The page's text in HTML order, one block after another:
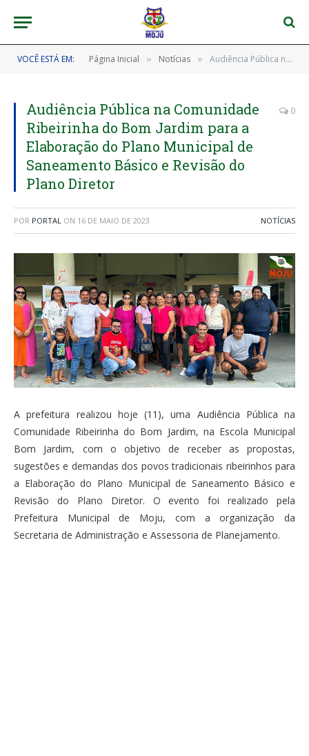
VOCÊ ESTÁ EM: Página Inicial » Notícias » Audiência Pública na Comunidade Ribeirinha do Bom Jardim para a Elaboração do Plano Municipal de Saneamento Básico e Revisão do Plano Diretor
Audiência Pública na Comunidade
Ribeirinha do Bom Jardim para a
Elaboração do Plano Municipal de
Saneamento Básico e Revisão do
Plano Diretor
0
POR PORTAL ON 16 DE MAIO DE 2023 NOTÍCIAS
A prefeitura realizou hoje (11), uma Audiência Pública na
Comunidade Ribeirinha do Bom Jardim, na Escola Municipal
Bom Jardim, com o objetivo de receber as propostas,
sugestões e demandas dos povos tradicionais ribeirinhos para
a Elaboração do Plano Municipal de Saneamento Básico e
Revisão do Plano Diretor. O evento foi realizado pela
Prefeitura Municipal de Moju, com a organização da
Secretaria de Administração e Assessoria de Planejamento.